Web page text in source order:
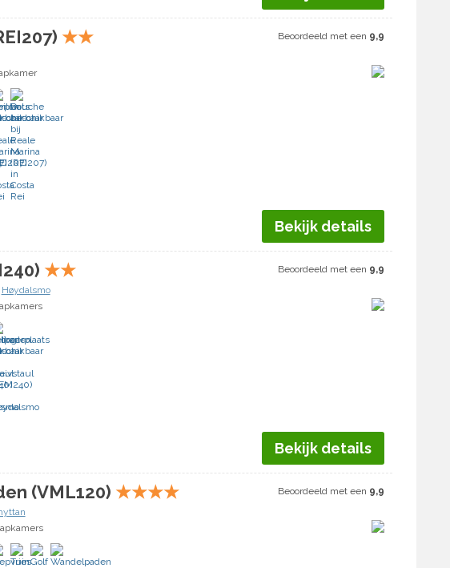
★★ Beoordeeld met een 9,9
Bekijk details
★★ Beoordeeld met een 9,9
Høydalsmo
Bekijk details
(VML120) ★★★★ Beoordeeld met een 9,9